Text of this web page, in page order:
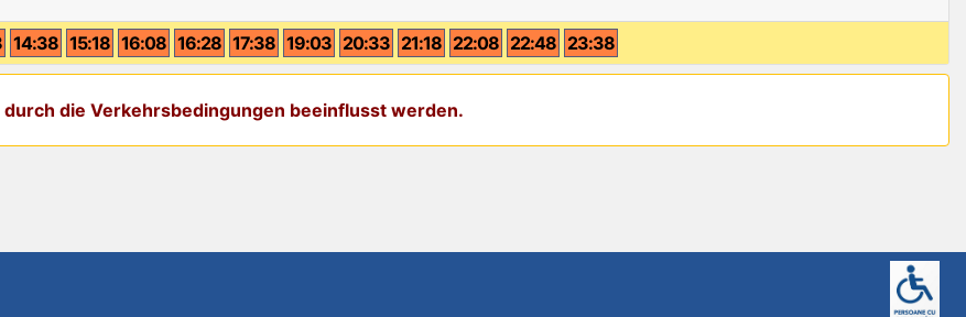
14:38 15:18 16:08 16:28 17:38 19:03 20:33 21:18 22:08 22:48 23:38
die Verkehrsbedingungen beeinflusst werden.